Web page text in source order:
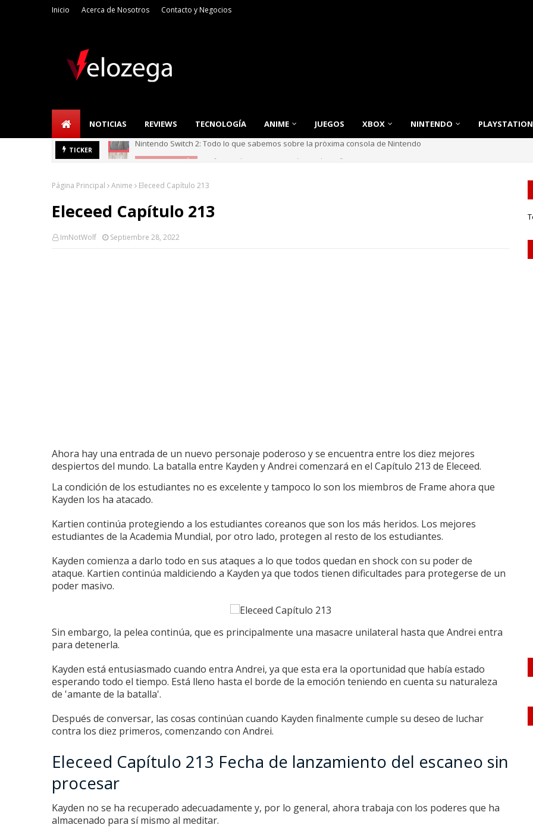
Inicio Acerca de Nosotros Contacto y Negocios
NOTICIAS REVIEWS TECNOLOGÍA ANIME JUEGOS XBOX NINTENDO PLAYSTATION
TICKER Refrigerador LG: Innovación, Estilo y Eficiencia para tu Hogar
Página Principal Anime Eleceed Capítulo 213
Eleceed Capítulo 213
ImNotWolf Septiembre 28, 2022
Ahora hay una entrada de un nuevo personaje poderoso y se encuentra entre los diez mejores
despiertos del mundo. La batalla entre Kayden y Andrei comenzará en el Capítulo 213 de Eleceed.
La condición de los estudiantes no es excelente y tampoco lo son los miembros de Frame ahora que
Kayden los ha atacado.
Kartien continúa protegiendo a los estudiantes coreanos que son los más heridos. Los mejores
estudiantes de la Academia Mundial, por otro lado, protegen al resto de los estudiantes.
Kayden comienza a darlo todo en sus ataques a lo que todos quedan en shock con su poder de
ataque. Kartien continúa maldiciendo a Kayden ya que todos tienen dificultades para protegerse de un
poder masivo.
Sin embargo, la pelea continúa, que es principalmente una masacre unilateral hasta que Andrei entra
para detenerla.
Kayden está entusiasmado cuando entra Andrei, ya que esta era la oportunidad que había estado
esperando todo el tiempo. Está lleno hasta el borde de la emoción teniendo en cuenta su naturaleza
de 'amante de la batalla'.
Después de conversar, las cosas continúan cuando Kayden finalmente cumple su deseo de luchar
contra los diez primeros, comenzando con Andrei.
Eleceed Capítulo 213 Fecha de lanzamiento del escaneo sin
procesar
Kayden no se ha recuperado adecuadamente y, por lo general, ahora trabaja con los poderes que ha
almacenado para sí mismo al meditar.